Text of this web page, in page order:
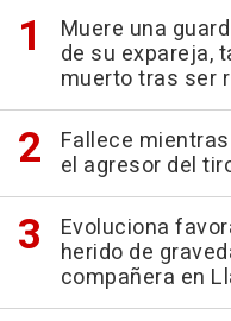
Muere una
de su expareja,
muerto tras ser
Fallece
el agresor del
Evoluciona
herido de
compañera en